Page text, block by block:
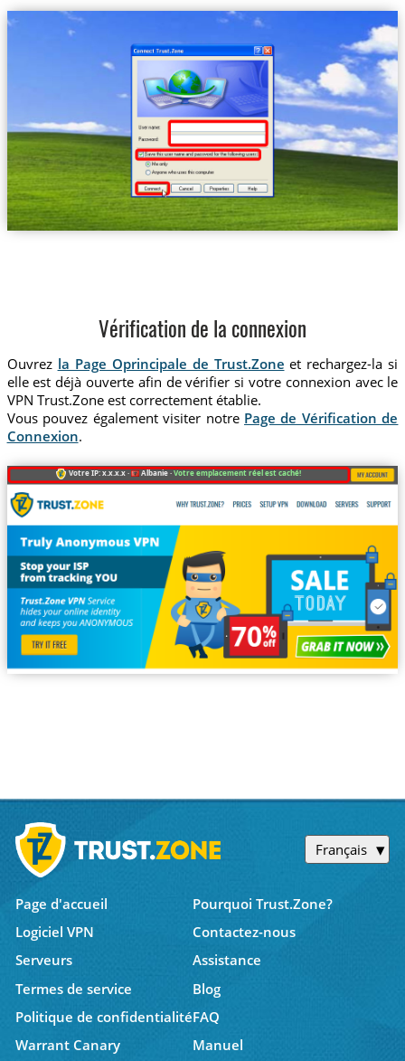
Vérification de la connexion
Ouvrez la Page Oprincipale de Trust.Zone et rechargez-la si
elle est déjà ouverte afin de vérifier si votre connexion avec le
VPN Trust.Zone est correctement établie.
Vous pouvez également visiter notre Page de Vérification de
Connexion.
Votre IP: x.x.x.x · Albanie ·Votre emplacement réel est caché!
Français
Page d'accueil
Pourquoi Trust.Zone?
Logiciel VPN
Contactez-nous
Serveurs
Assistance
Termes de service
Blog
Politique de confidentialitéFAQ
Warrant Canary
Manuel